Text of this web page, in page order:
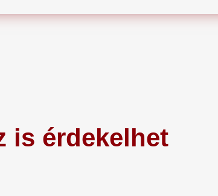
is érdekelhet